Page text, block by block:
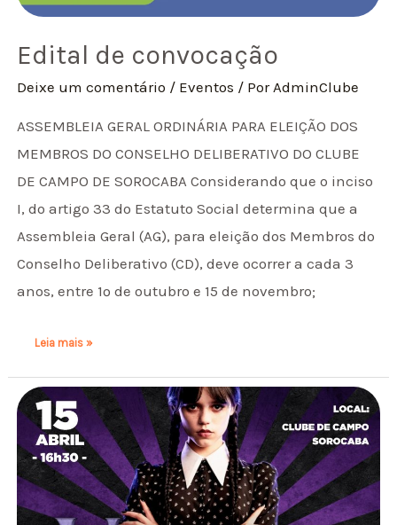
Edital de convocação
Deixe um comentário / Eventos / PorAdminClube
ASSEMBLEIA GERAL ORDINÁRIA PARA ELEIÇÃO DOS
MEMBROS DO CONSELHO DELIBERATIVO DO CLUBE
DE CAMPO DE SOROCABA Considerando que o inciso
I, do artigo 33 do Estatuto Social determina que a
Assembleia Geral (AG), para eleição dos Membros do
Conselho Deliberativo (CD), deve ocorrer a cada 3
anos, entre 1º de outubro e 15 de novembro;
Leia mais »
Wandinha
O
Musical